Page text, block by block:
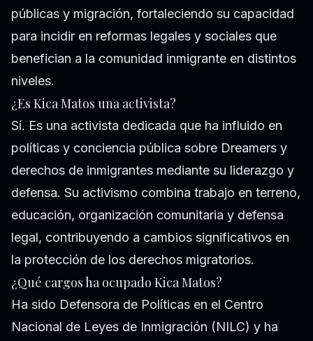
públicas y migración, fortaleciendo su capacidad
para incidir en reformas legales y sociales que
benefician a la comunidad inmigrante en distintos
niveles.
¿Es Kica Matos una activista?
Sí. Es una activista dedicada que ha influido en
políticas y conciencia pública sobre Dreamers y
derechos de inmigrantes mediante su liderazgo y
defensa. Su activismo combina trabajo en terreno,
educación, organización comunitaria y defensa
legal, contribuyendo a cambios significativos en
la protección de los derechos migratorios.
¿Qué cargos ha ocupado Kica Matos?
Ha sido Defensora de Políticas en el Centro
Nacional de Leyes de Inmigración (NILC) y ha